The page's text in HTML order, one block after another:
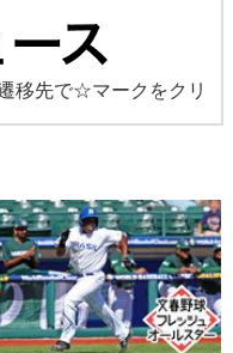
遷移先で☆マークをクリ